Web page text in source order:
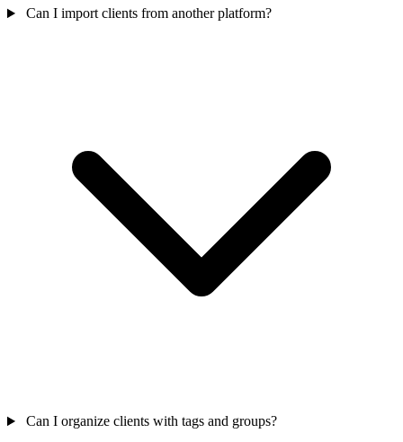
Can I import clients from another platform?
Can I organize clients with tags and groups?